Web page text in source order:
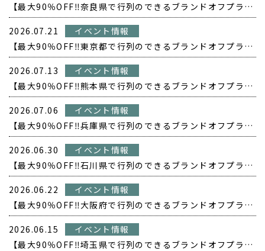
【最大90％OFF‼️奈良県で行列のできるブランドオフプライス POPUP開催❗️】
2026.07.21
イベント情報
【最大90％OFF‼️東京都で行列のできるブランドオフプライス POPUP開催❗️】
2026.07.13
イベント情報
【最大90％OFF‼️熊本県で行列のできるブランドオフプライス POPUP開催❗️】
2026.07.06
イベント情報
【最大90％OFF‼️兵庫県で行列のできるブランドオフプライス POPUP開催❗️】
2026.06.30
イベント情報
【最大90％OFF‼️石川県で行列のできるブランドオフプライス POPUP開催❗️】
2026.06.22
イベント情報
【最大90％OFF‼️大阪府で行列のできるブランドオフプライス POPUP開催❗️】
2026.06.15
イベント情報
【最大90％OFF‼️埼玉県で行列のできるブランドオフプライス POPUP開催❗️】